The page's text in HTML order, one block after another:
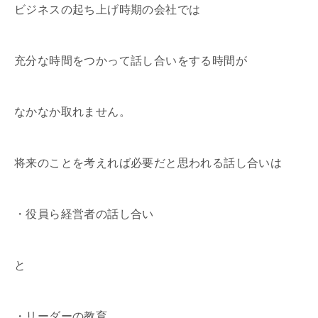
ビジネスの起ち上げ時期の会社では
充分な時間をつかって話し合いをする時間が
なかなか取れません。
将来のことを考えれば必要だと思われる話し合いは
・役員ら経営者の話し合い
と